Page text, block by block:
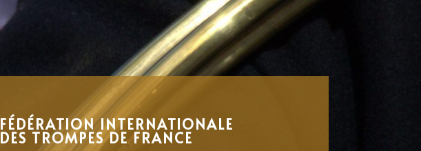
FÉDÉRATION INTERNATIONALE
DES TROMPES DE FRANCE